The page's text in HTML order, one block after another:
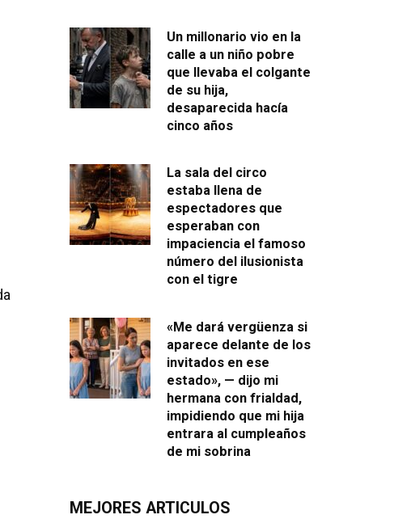
Un millonario vio en la
calle a un niño pobre
que llevaba el colgante
de su hija,
desaparecida hacía
cinco años
La sala del circo
estaba llena de
espectadores que
esperaban con
impaciencia el famoso
número del ilusionista
con el tigre
«Me dará vergüenza si
aparece delante de los
invitados en ese
estado», — dijo mi
hermana con frialdad,
impidiendo que mi hija
entrara al cumpleaños
de mi sobrina
MEJORES ARTICULOS